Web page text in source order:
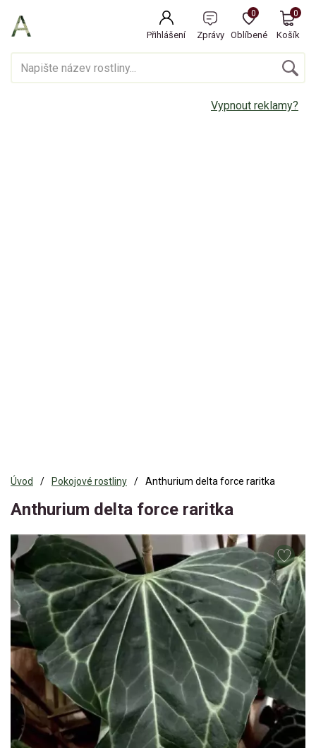
Přihlášení Zprávy Oblíbené
0
Košík
0
Vypnout reklamy?
Úvod Pokojové rostliny Anthurium delta force raritka
Anthurium delta force raritka